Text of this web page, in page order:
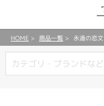
HOME 商品一覧 永遠の恋文